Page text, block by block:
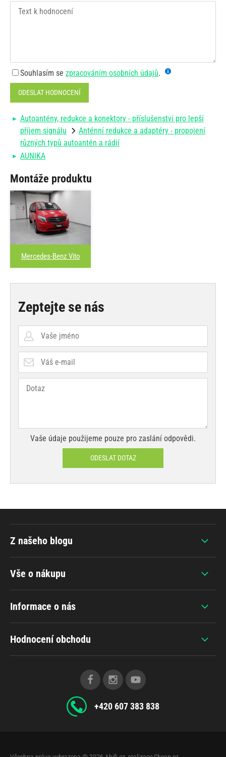
Souhlasím se zpracováním osobních údajů.
ODESLAT HODNOCENÍ
Autoantény, redukce a konektory - příslušenství pro lepší
příjem signálu
Anténní redukce a adaptéry - propojení
různých typů autoantén a rádií
AUNIKA
Montáže produktu
Mercedes-Benz Vito
Zeptejte se nás
Vaše údaje použijeme pouze pro zaslání odpovědi.
ODESLAT DOTAZ
Vše o nákupu
Informace o nás
Hodnocení obchodu
+420 607 383 838
Z našeho blogu